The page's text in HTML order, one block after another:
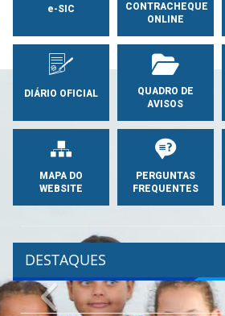
e-SIC
CONTRACHEQUE
ONLINE
DIÁRIO OFICIAL
QUADRO DE
AVISOS
MAPA DO
WEBSITE
PERGUNTAS
FREQUENTES
DESTAQUES
Previous